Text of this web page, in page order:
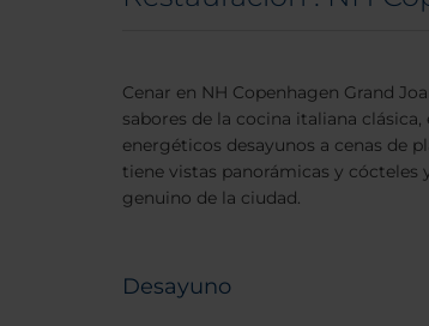
Cenar en NH Copenhagen Grand
sabores de la cocina italiana
energéticos desayunos a cenas de
tiene vistas panorámicas y cócteles
genuino de la ciudad.
Desayuno